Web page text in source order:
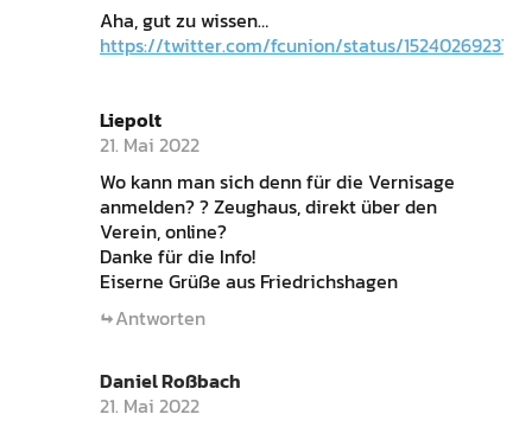
Aha, gut zu wissen…
https://twitter.com/fcunion/status/
Liepolt
21. Mai 2022
Wo kann man sich denn für die Vernisage
anmelden? ? Zeughaus, direkt über den
Verein, online?
Danke für die Info!
Eiserne Grüße aus Friedrichshagen
Antworten
Daniel Roßbach
21. Mai 2022